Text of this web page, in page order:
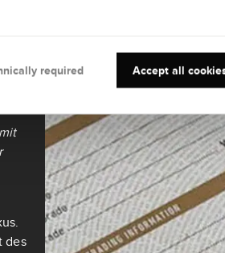
des
Accept all
required